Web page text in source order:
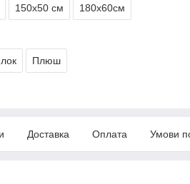
150х50 см 180х60см
Плюш
Доставка Оплата Умови